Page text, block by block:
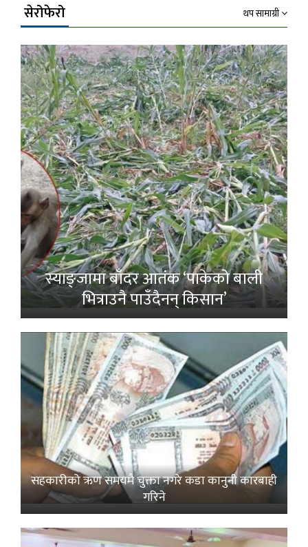
सेरोफेरो थप सामाग्री
स्याङ्जामा बाँदर आतंक ‘पाकेको बाली
भित्राउनै पाउँदैनन् किसान’
सहकारीको ऋण समयमै चुक्ता नगरे कडा कानुनी कारबाही
गरिने